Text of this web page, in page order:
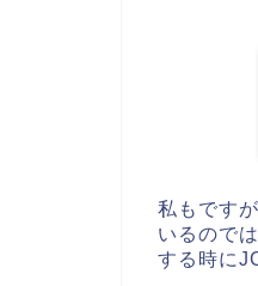
私もです
いるので
する時に